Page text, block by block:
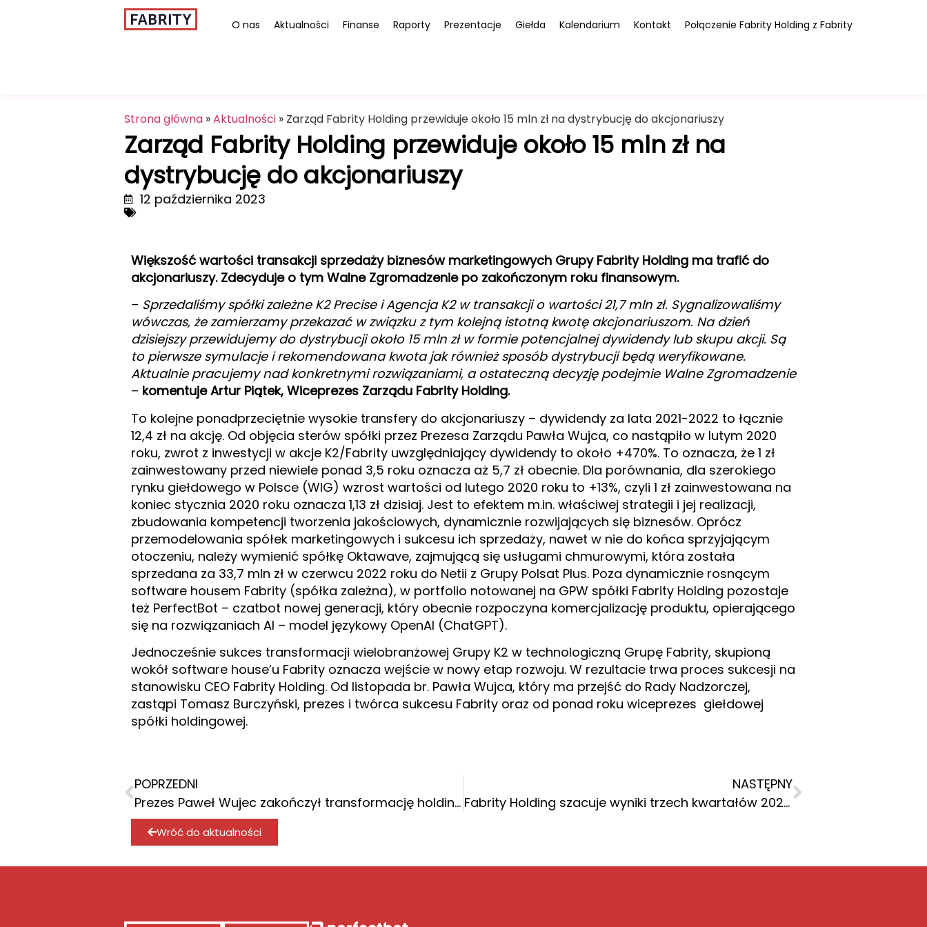
O nas Aktualności Finanse Raporty Prezentacje Giełda Kalendarium Kontakt Połączenie Fabrity Holding z Fabrity
Strona główna »Aktualności » Zarząd Fabrity Holding przewiduje około 15 mln zł na dystrybucję do akcjonariuszy
Zarząd Fabrity Holding przewiduje około 15 mln zł na
dystrybucję do akcjonariuszy
12 października 2023
Większość wartości transakcji sprzedaży biznesów marketingowych Grupy Fabrity Holding ma trafić do
akcjonariuszy. Zdecyduje o tym Walne Zgromadzenie po zakończonym roku finansowym.
– Sprzedaliśmy spółki zależne K2 Precise i Agencja K2 w transakcji o wartości 21,7 mln zł. Sygnalizowaliśmy
wówczas, że zamierzamy przekazać w związku z tym kolejną istotną kwotę akcjonariuszom. Na dzień
dzisiejszy przewidujemy do dystrybucji około 15 mln zł w formie potencjalnej dywidendy lub skupu akcji. Są
to pierwsze symulacje i rekomendowana kwota jak również sposób dystrybucji będą weryfikowane.
Aktualnie pracujemy nad konkretnymi rozwiązaniami, a ostateczną decyzję podejmie Walne Zgromadzenie
– komentuje Artur Piątek, Wiceprezes Zarządu Fabrity Holding.
To kolejne ponadprzeciętnie wysokie transfery do akcjonariuszy – dywidendy za lata 2021-2022 to łącznie
12,4 zł na akcję. Od objęcia sterów spółki przez Prezesa Zarządu Pawła Wujca, co nastąpiło w lutym 2020
roku, zwrot z inwestycji w akcje K2/Fabrity uwzględniający dywidendy to około +470%. To oznacza, że 1 zł
zainwestowany przed niewiele ponad 3,5 roku oznacza aż 5,7 zł obecnie. Dla porównania, dla szerokiego
rynku giełdowego w Polsce (WIG) wzrost wartości od lutego 2020 roku to +13%, czyli 1 zł zainwestowana na
koniec stycznia 2020 roku oznacza 1,13 zł dzisiaj. Jest to efektem m.in. właściwej strategii i jej realizacji,
zbudowania kompetencji tworzenia jakościowych, dynamicznie rozwijających się biznesów. Oprócz
przemodelowania spółek marketingowych i sukcesu ich sprzedaży, nawet w nie do końca sprzyjającym
otoczeniu, należy wymienić spółkę Oktawave, zajmującą się usługami chmurowymi, która została
sprzedana za 33,7 mln zł w czerwcu 2022 roku do Netii z Grupy Polsat Plus. Poza dynamicznie rosnącym
software housem Fabrity (spółka zależna), w portfolio notowanej na GPW spółki Fabrity Holding pozostaje
też PerfectBot – czatbot nowej generacji, który obecnie rozpoczyna komercjalizację produktu, opierającego
się na rozwiązaniach AI – model językowy OpenAI (ChatGPT).
Jednocześnie sukces transformacji wielobranżowej Grupy K2 w technologiczną Grupę Fabrity, skupioną
wokół software house’u Fabrity oznacza wejście w nowy etap rozwoju. W rezultacie trwa proces sukcesji na
stanowisku CEO Fabrity Holding. Od listopada br. Pawła Wujca, który ma przejść do Rady Nadzorczej,
zastąpi Tomasz Burczyński, prezes i twórca sukcesu Fabrity oraz od ponad roku wiceprezes giełdowej
spółki holdingowej.
POPRZEDNI
Prezes Paweł Wujec zakończył transformację holdingui przekazuje stery Grupy Fabrity Tomaszowi Burczyńskiemu
NASTĘPNY
Fabrity Holding szacuje wyniki trzech kwartałów 2023 roku
Wróć do aktualności